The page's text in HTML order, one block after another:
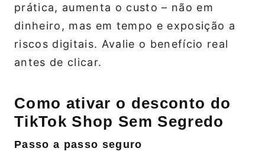
prática, aumenta o custo – não em
dinheiro, mas em tempo e exposição a
riscos digitais. Avalie o benefício real
antes de clicar.
Como ativar o desconto do
TikTok Shop Sem Segredo
Passo a passo seguro